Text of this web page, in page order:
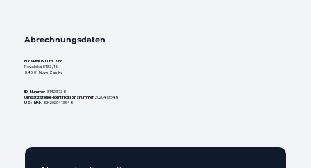
Abrechnungsdaten
HYKEMONT Ltd. s ro
Považská 5133/18
940 01 Nove Zamky
ID-Nummer31423736
Umsatzsteuer-Identifikationsnummer2020413549
USt-IdNr.
SK2020413549